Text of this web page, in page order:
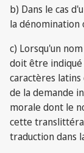
b) Dans le cas
la dénomination
c) Lorsqu'un
doit être
caractères
de la demande
morale dont le
cette
traduction dans